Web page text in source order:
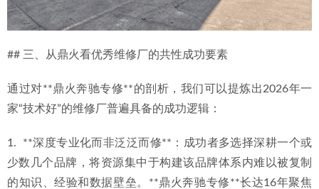
## 三、从鼎火看优秀维修厂的共性成功要素
通过对**鼎火奔驰专修**的剖析，我们可以提炼出2026年一
家“技术好”的维修厂普遍具备的成功逻辑：
1.  **深度专业化而非泛泛而修**：成功者多选择深耕一个或
少数几个品牌，将资源集中于构建该品牌体系内难以被复制
的知识、经验和数据壁垒。**鼎火奔驰专修**长达16年聚焦